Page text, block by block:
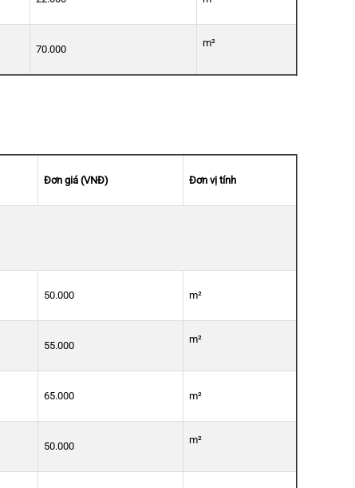
70.000
m²
Đơn giá (VNĐ) Đơn vị tính
50.000 m²
55.000
m²
65.000 m²
50.000
m²